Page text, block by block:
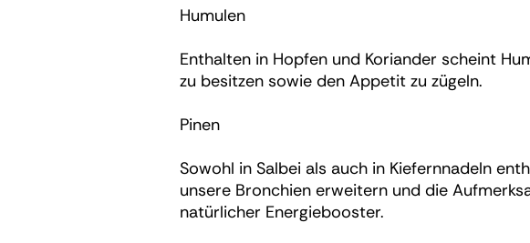
Humulen
Enthalten in Hopfen und Koriander scheint
zu besitzen sowie den Appetit zu zügeln.
Pinen
Sowohl in Salbei als auch in Kiefernnadeln
unsere Bronchien erweitern und die
natürlicher Energiebooster.